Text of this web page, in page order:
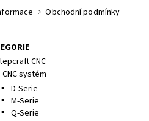
Obchodní podmínky
CNC
CNC systém
D-Serie
M-Serie
Q-Serie